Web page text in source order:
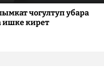
чогултуп убара
ишке кирет